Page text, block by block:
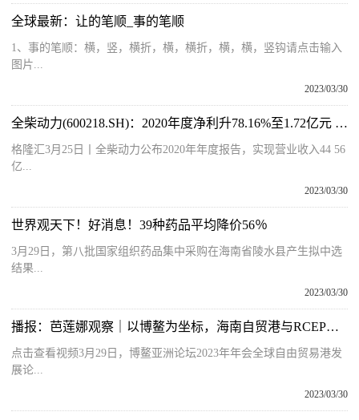
全球最新：让的笔顺_事的笔顺
1、事的笔顺：横，竖，横折，横，横折，横，横，竖钩请点击输入
图片...
2023/03/30
全柴动力(600218.SH)：2020年度净利升78.16%至1.72亿元 拟10派1元
格隆汇3月25日丨全柴动力公布2020年年度报告，实现营业收入44 56
亿...
2023/03/30
世界观天下！好消息！39种药品平均降价56％
3月29日，第八批国家组织药品集中采购在海南省陵水县产生拟中选
结果...
2023/03/30
播报：芭莲娜观察｜以博鳌为坐标，海南自贸港与RCEP开启深合作
点击查看视频3月29日，博鳌亚洲论坛2023年年会全球自由贸易港发
展论...
2023/03/30